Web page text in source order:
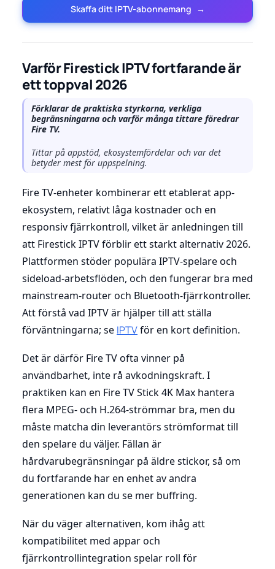
Skaffa ditt IPTV-abonnemang →
Varför Firestick IPTV fortfarande är
ett toppval 2026
Förklarar de praktiska styrkorna, verkliga
begränsningarna och varför många tittare föredrar
Fire TV.
Tittar på appstöd, ekosystemfördelar och var det
betyder mest för uppspelning.
Fire TV-enheter kombinerar ett etablerat app-
ekosystem, relativt låga kostnader och en
responsiv fjärrkontroll, vilket är anledningen till
att Firestick IPTV förblir ett starkt alternativ 2026.
Plattformen stöder populära IPTV-spelare och
sideload-arbetsflöden, och den fungerar bra med
mainstream-router och Bluetooth-fjärrkontroller.
Att förstå vad IPTV är hjälper till att ställa
förväntningarna; se IPTVför en kort definition.
Det är därför Fire TV ofta vinner på
användbarhet, inte rå avkodningskraft. I
praktiken kan en Fire TV Stick 4K Max hantera
flera MPEG- och H.264-strömmar bra, men du
måste matcha din leverantörs strömformat till
den spelare du väljer. Fällan är
hårdvarubegränsningar på äldre stickor, så om
du fortfarande har en enhet av andra
generationen kan du se mer buffring.
När du väger alternativen, kom ihåg att
kompatibilitet med appar och
fjärrkontrollintegration spelar roll för